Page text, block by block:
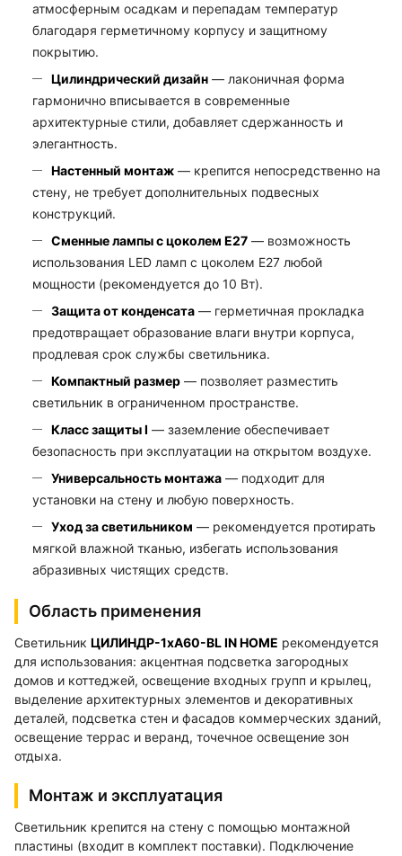
атмосферным осадкам и перепадам температур
благодаря герметичному корпусу и защитному
покрытию.
Цилиндрический дизайн — лаконичная форма
гармонично вписывается в современные
архитектурные стили, добавляет сдержанность и
элегантность.
Настенный монтаж — крепится непосредственно на
стену, не требует дополнительных подвесных
конструкций.
Сменные лампы с цоколем E27 — возможность
использования LED ламп с цоколем Е27 любой
мощности (рекомендуется до 10 Вт).
Защита от конденсата — герметичная прокладка
предотвращает образование влаги внутри корпуса,
продлевая срок службы светильника.
Компактный размер — позволяет разместить
светильник в ограниченном пространстве.
Класс защиты I — заземление обеспечивает
безопасность при эксплуатации на открытом воздухе.
Универсальность монтажа — подходит для
установки на стену и любую поверхность.
Уход за светильником — рекомендуется протирать
мягкой влажной тканью, избегать использования
абразивных чистящих средств.
Область применения
Светильник ЦИЛИНДР-1xА60-BL IN HOME рекомендуется
для использования: акцентная подсветка загородных
домов и коттеджей, освещение входных групп и крылец,
выделение архитектурных элементов и декоративных
деталей, подсветка стен и фасадов коммерческих зданий,
освещение террас и веранд, точечное освещение зон
отдыха.
Монтаж и эксплуатация
Светильник крепится на стену с помощью монтажной
пластины (входит в комплект поставки). Подключение